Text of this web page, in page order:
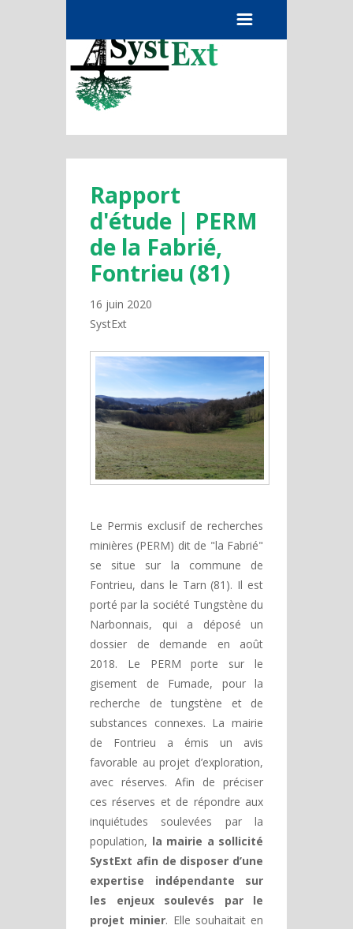
Rapport
d'étude | PERM
de la Fabrié,
Fontrieu (81)
16 juin 2020
SystExt
Le Permis exclusif de recherches
minières (PERM) dit de "la Fabrié"
se situe sur la commune de
Fontrieu, dans le Tarn (81). Il est
porté par la société Tungstène du
Narbonnais, qui a déposé un
dossier de demande en août
2018. Le PERM porte sur le
gisement de Fumade, pour la
recherche de tungstène et de
substances connexes. La mairie
de Fontrieu a émis un avis
favorable au projet d’exploration,
avec réserves. Afin de préciser
ces réserves et de répondre aux
inquiétudes soulevées par la
population, la mairie a sollicité
SystExt afin de disposer d’une
expertise indépendante sur
les enjeux soulevés par le
projet minier. Elle souhaitait en